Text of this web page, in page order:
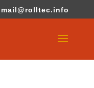
mail@rolltec.info